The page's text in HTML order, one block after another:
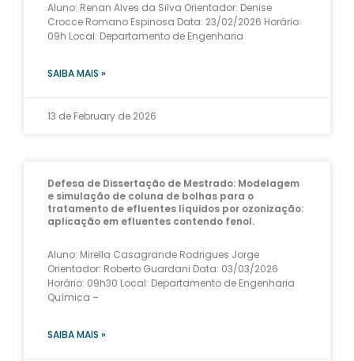
Aluno: Renan Alves da Silva Orientador: Denise
Crocce Romano Espinosa Data: 23/02/2026 Horário:
09h Local: Departamento de Engenharia
SAIBA MAIS »
13 de February de 2026
Defesa de Dissertação de Mestrado: Modelagem
e simulação de coluna de bolhas para o
tratamento de efluentes líquidos por ozonização:
aplicação em efluentes contendo fenol.
Aluno: Mirella Casagrande Rodrigues Jorge
Orientador: Roberto Guardani Data: 03/03/2026
Horário: 09h30 Local: Departamento de Engenharia
Química –
SAIBA MAIS »